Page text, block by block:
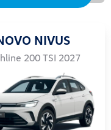
NIVUS
200 TSI 2027